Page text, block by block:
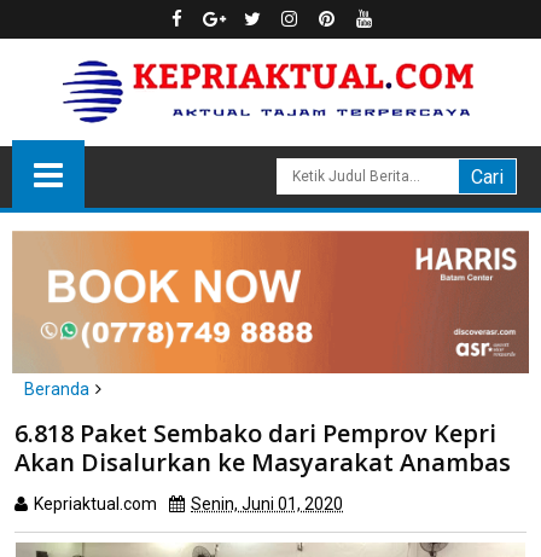
Beranda
6.818 Paket Sembako dari Pemprov Kepri Akan Disalurkan ke
6.818 Paket Sembako dari Pemprov Kepri
Akan Disalurkan ke Masyarakat Anambas
Kepriaktual.com Senin, Juni 01, 2020